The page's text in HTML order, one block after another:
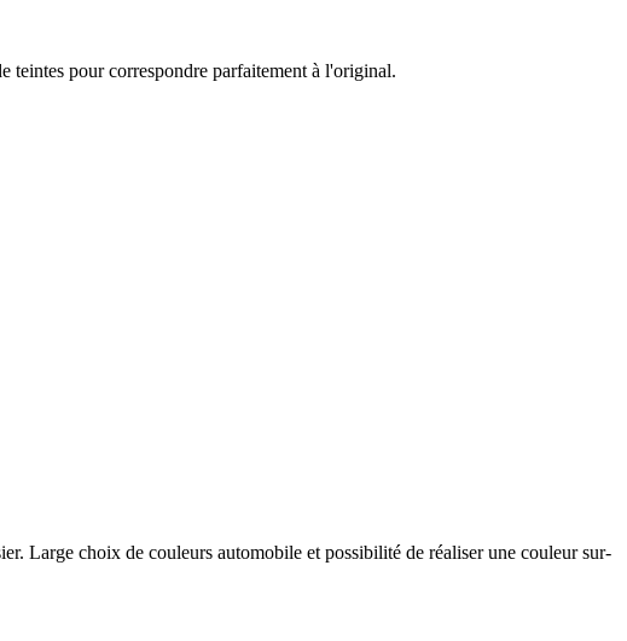
teintes pour correspondre parfaitement à l'original.
Large choix de couleurs automobile et possibilité de réaliser une couleur sur-